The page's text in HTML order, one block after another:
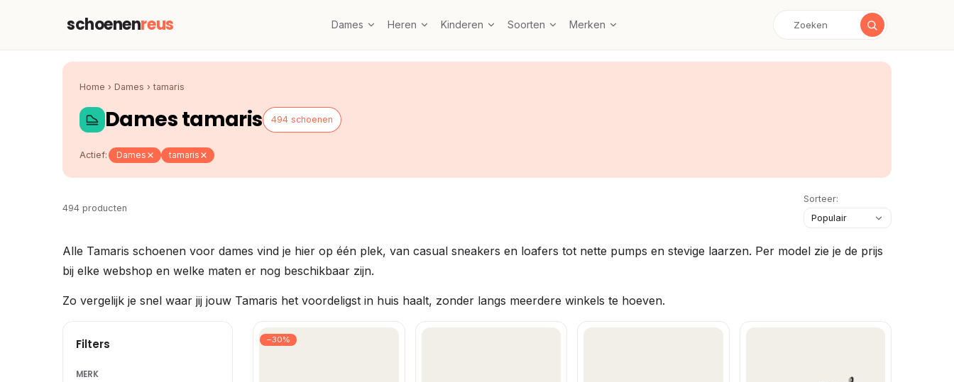
schoenenreus Dames Heren Kinderen Soorten Merken
Home › Dames ›tamaris
Dames tamaris 494 schoenen
Actief: Dames tamaris
494 producten
Sorteer:
Alle Tamaris schoenen voor dames vind je hier op één plek, van casual sneakers en loafers tot nette pumps en stevige laarzen. Per model zie je de prijs
bij elke webshop en welke maten er nog beschikbaar zijn.
Zo vergelijk je snel waar jij jouw Tamaris het voordeligst in huis haalt, zonder langs meerdere winkels te hoeven.
Filters
MERK
−30%